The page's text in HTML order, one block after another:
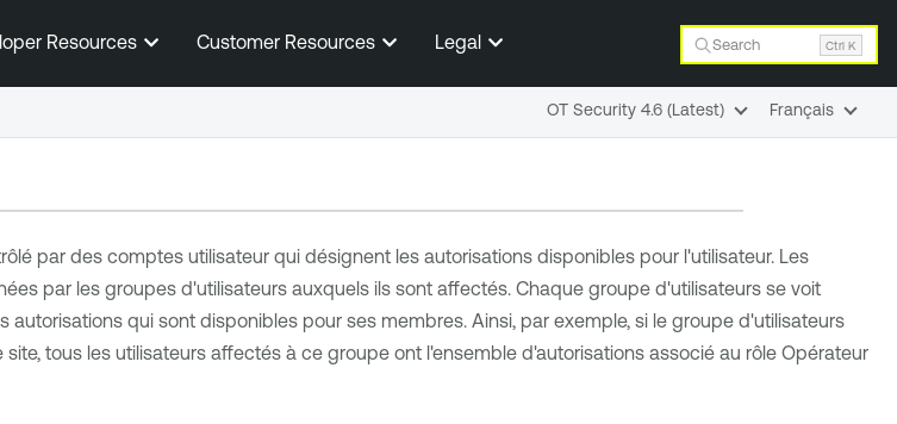
au contenu principal
Resources Customer Resources Legal Search Ctrl K
par des comptes utilisateur qui désignent les autorisations disponibles pour l'utilisateur. Les
par les groupes d'utilisateurs auxquels ils sont affectés. Chaque groupe d'utilisateurs se voit
autorisations qui sont disponibles pour ses membres. Ainsi, par exemple, si le groupe d'utilisateurs
tous les utilisateurs affectés à ce groupe ont l'ensemble d'autorisations associé au rôle Opérateur
OT Security 4.6 (Latest) Français